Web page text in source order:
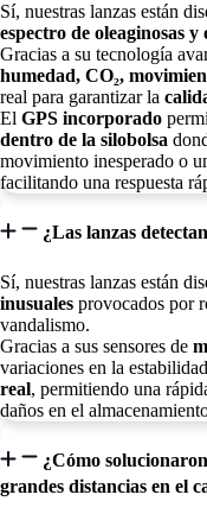
Sí, nuestras lanzas están
espectro de oleaginosas
Gracias a su tecnología
humedad, CO₂,
real para garantizar la
El GPS incorporado
dentro de la silobolsa
movimiento inesperado o
facilitando una respuesta
¿Las lanzas
Sí, nuestras lanzas están
inusuales provocados por
vandalismo.
Gracias a sus sensores de
variaciones en la
real, permitiendo una
daños en el
¿Cómo
grandes distancias en el